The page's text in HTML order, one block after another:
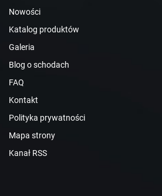
Nowości
Katalog produktów
Galeria
Blog o schodach
FAQ
Kontakt
Polityka prywatności
Mapa strony
Kanał RSS